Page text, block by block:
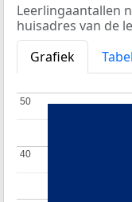
Leerlingaantallen
huisadres van de
Grafiek
Tabel
40
40
50
50